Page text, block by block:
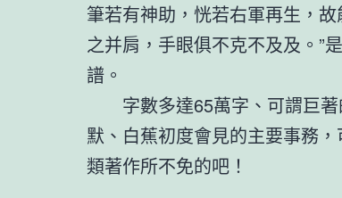
筆若有神助，恍若右軍再生，
之并肩，手眼俱不克不及及。”
譜。
字數多達65萬字、可謂巨
默、白蕉初度會見的主要事務
類著作所不免的吧！